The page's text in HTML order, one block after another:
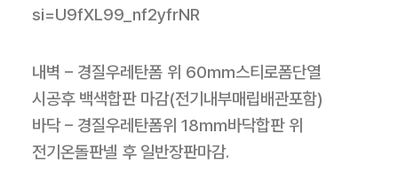
si=U9fXL99_nf2yfrNR
내벽 – 경질우레탄폼 위 60mm스티로폼단열
시공후 백색합판 마감(전기내부매립배관포함)
바닥 – 경질우레탄폼위 18mm바닥합판 위
전기온돌판넬 후 일반장판마감.